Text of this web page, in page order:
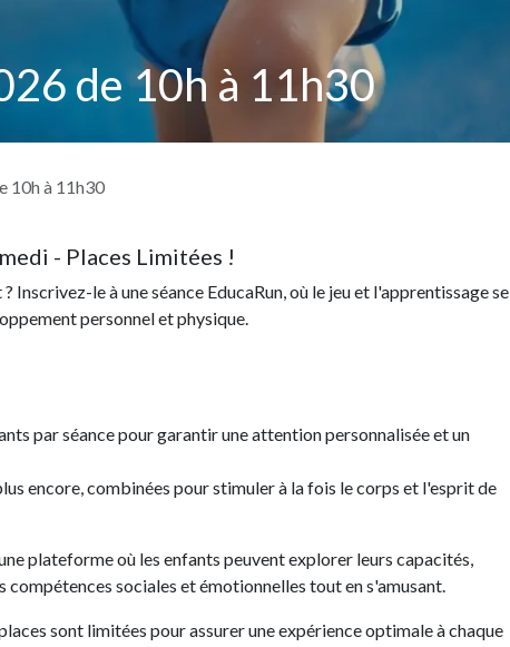
de 10h à 11h30
10h à 11h30
- Places Limitées !
Inscrivez-le à une séance EducaRun, où le jeu et l'apprentissage se
personnel et physique.
par séance pour garantir une attention personnalisée et un
encore, combinées pour stimuler à la fois le corps et l'esprit de
plateforme où les enfants peuvent explorer leurs capacités,
sociales et émotionnelles tout en s'amusant.
sont limitées pour assurer une expérience optimale à chaque